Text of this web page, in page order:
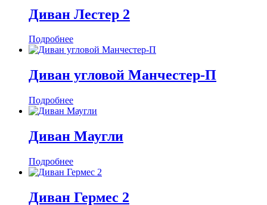
Диван Лестер 2
Подробнее
Диван угловой Манчестер-П
Подробнее
Диван Маугли
Подробнее
Диван Гермес 2